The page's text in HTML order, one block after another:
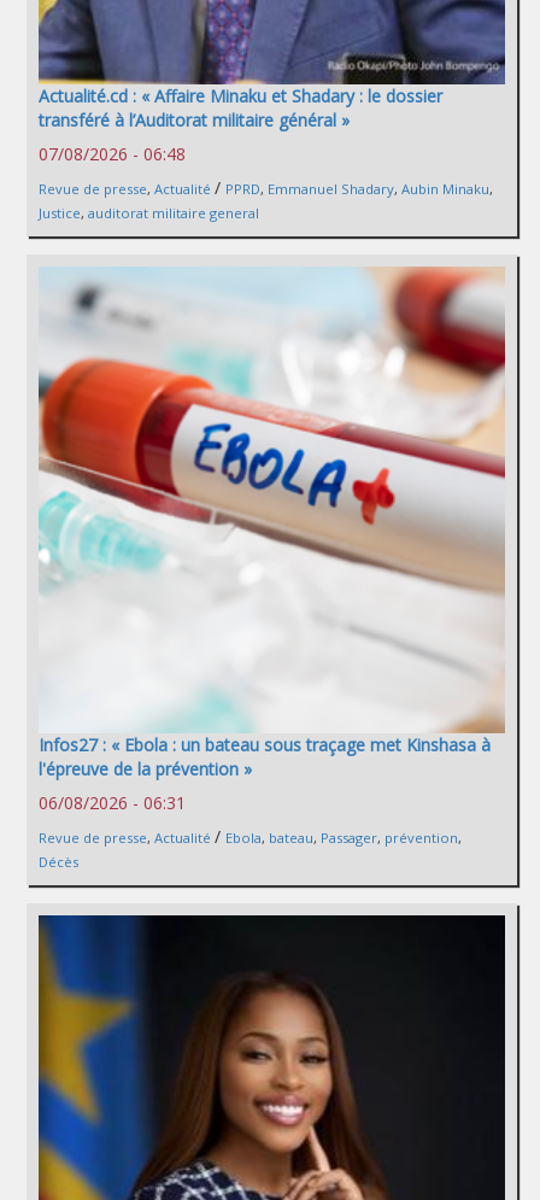
Actualité.cd : « Affaire Minaku et Shadary : le dossier
transféré à l’Auditorat militaire général »
07/08/2026 - 06:48
Revue de presse, Actualité / PPRD, Emmanuel Shadary, Aubin Minaku,
Justice, auditorat militaire general
Infos27 : « Ebola : un bateau sous traçage met Kinshasa à
l'épreuve de la prévention »
06/08/2026 - 06:31
Revue de presse, Actualité / Ebola, bateau, Passager, prévention,
Décès